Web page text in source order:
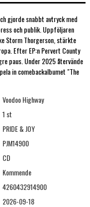
gjorde snabbt avtryck med
och publik. Uppföljaren
Storm Thorgerson, stärkte
Efter EP:n Pervert County
paus. Under 2025 återvände
in comebackalbumet "The
Voodoo Highway
1 st
PRIDE & JOY
PJM14900
CD
Kommende
4260432914900
2026-09-18